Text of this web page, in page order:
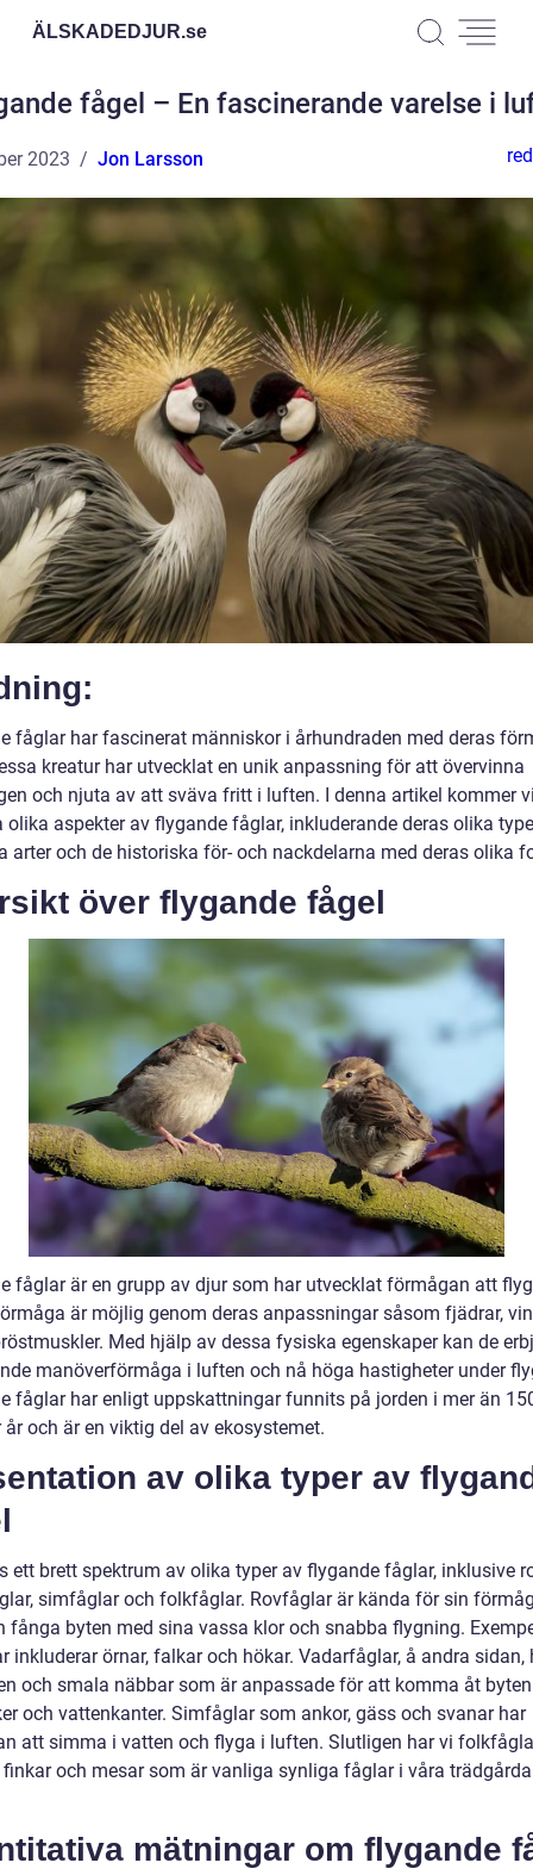
ÄLSKADEDJUR.se
fågel – En fascinerande varelse i
2023 Jon Larsson
fåglar har fascinerat människor i århundraden med deras
kreatur har utvecklat en unik anpassning för att övervinna
och njuta av att sväva fritt i luften. I denna artikel kommer
olika aspekter av flygande fåglar, inkluderande deras olika
arter och de historiska för- och nackdelarna med deras olika
över flygande fågel
fåglar är en grupp av djur som har utvecklat förmågan att
är möjlig genom deras anpassningar såsom fjädrar,
Med hjälp av dessa fysiska egenskaper kan de
manöverförmåga i luften och nå höga hastigheter under
fåglar har enligt uppskattningar funnits på jorden i mer än
och är en viktig del av ekosystemet.
av olika typer av
ett brett spektrum av olika typer av flygande fåglar, inklusive
simfåglar och folkfåglar. Rovfåglar är kända för sin
fånga byten med sina vassa klor och snabba flygning.
inkluderar örnar, falkar och hökar. Vadarfåglar, å andra sidan,
och smala näbbar som är anpassade för att komma åt
och vattenkanter. Simfåglar som ankor, gäss och svanar har
att simma i vatten och flyga i luften. Slutligen har vi
finkar och mesar som är vanliga synliga fåglar i våra
mätningar om flygande